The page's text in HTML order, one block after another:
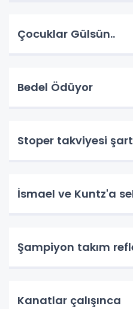
Çocuklar Gülsün..
Bedel Ödüyor
Stoper takviyesi şart
İsmael ve Kuntz'a
Şampiyon takım
Kanatlar çalışınca